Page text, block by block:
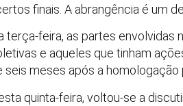
finais. A abrangência é um
terça-feira, as partes
e aqueles que tinham
seis meses após a homologação
quinta-feira, voltou-se a